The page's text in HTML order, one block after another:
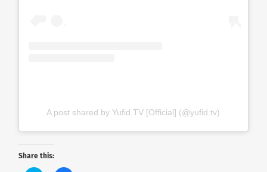
A post shared by Yufid.TV [Official] (@yufid.tv)
Share this: